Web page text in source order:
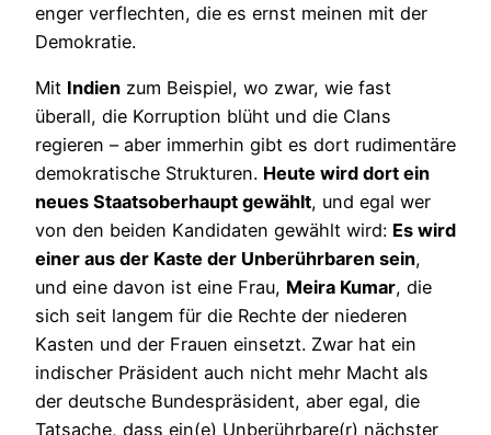
enger verflechten, die es ernst meinen mit der
Demokratie.
Mit Indien zum Beispiel, wo zwar, wie fast
überall, die Korruption blüht und die Clans
regieren – aber immerhin gibt es dort rudimentäre
demokratische Strukturen. Heute wird dort ein
neues Staatsoberhaupt gewählt, und egal wer
von den beiden Kandidaten gewählt wird: Es wird
einer aus der Kaste der Unberührbaren sein,
und eine davon ist eine Frau, Meira Kumar, die
sich seit langem für die Rechte der niederen
Kasten und der Frauen einsetzt. Zwar hat ein
indischer Präsident auch nicht mehr Macht als
der deutsche Bundespräsident, aber egal, die
Tatsache, dass ein(e) Unberührbare(r) nächster